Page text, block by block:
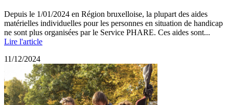
Depuis le 1/01/2024 en Région bruxelloise, la plupart des aides
matérielles individuelles pour les personnes en situation de handicap
ne sont plus organisées par le Service PHARE. Ces aides sont...
Lire l'article
11/12/2024